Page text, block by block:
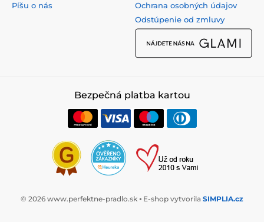
Píšu o nás
Ochrana osobných údajov
Odstúpenie od zmluvy
Bezpečná platba kartou
© 2026 www.perfektne-pradlo.sk ⦁ E-shop vytvorila SIMPLIA.cz